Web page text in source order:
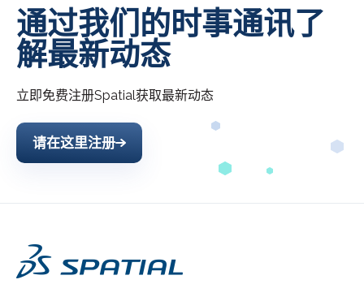
通过我们的时事通讯了
解最新动态
立即免费注册Spatial获取最新动态
请在这里注册